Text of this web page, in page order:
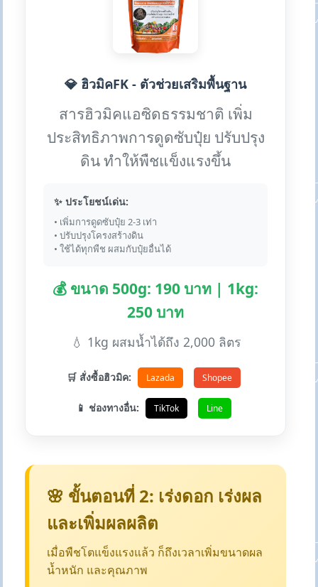
💎 ฮิวมิคFK - ตัวช่วยเสริมพื้นฐาน
สารฮิวมิคแอซิดธรรมชาติ เพิ่ม
ประสิทธิภาพการดูดซับปุ๋ย ปรับปรุง
ดิน ทำให้พืชแข็งแรงขึ้น
✨ ประโยชน์เด่น:
• เพิ่มการดูดซับปุ๋ย 2-3 เท่า
• ปรับปรุงโครงสร้างดิน
• ใช้ได้ทุกพืช ผสมกับปุ๋ยอื่นได้
💰 ขนาด 500g: 190 บาท | 1kg:
250 บาท
💧 1kg ผสมน้ำได้ถึง 2,000 ลิตร
🛒 สั่งซื้อฮิวมิค: Lazada Shopee
📱 ช่องทางอื่น: TikTok Line
🌸 ขั้นตอนที่ 2: เร่งดอก เร่งผล
และเพิ่มผลผลิต
เมื่อพืชโตแข็งแรงแล้ว ก็ถึงเวลาเพิ่มขนาดผล
น้ำหนัก และคุณภาพ